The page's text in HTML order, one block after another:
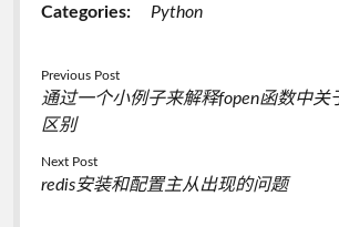
Categories: Python
Previous Post
通过一个小例子来解释fopen函数中关
区别
Next Post
redis安装和配置主从出现的问题